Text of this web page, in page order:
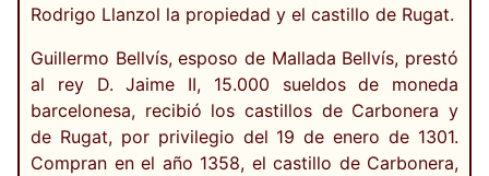
Rodrigo Llanzol la propiedad y el castillo de Rugat.
Guillermo Bellvís, esposo de Mallada Bellvís, prestó
al rey D. Jaime II, 15.000 sueldos de moneda
barcelonesa, recibió los castillos de Carbonera y
de Rugat, por privilegio del 19 de enero de 1301.
Compran en el año 1358, el castillo de Carbonera,